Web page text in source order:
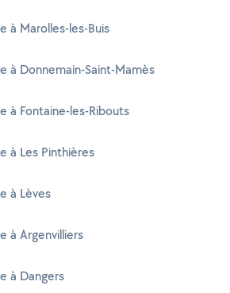
à Marolles-les-Buis
à Donnemain-Saint-Mamès
à Fontaine-les-Ribouts
à Les Pinthières
à Lèves
à Argenvilliers
à Dangers